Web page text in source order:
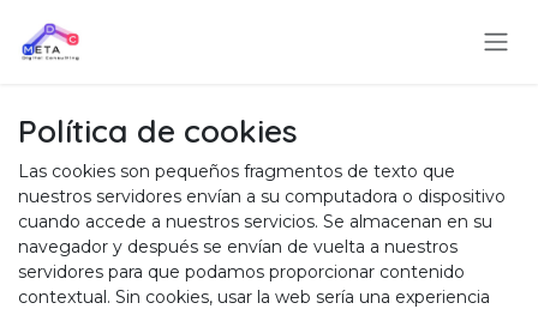
Política de cookies
Las cookies son pequeños fragmentos de texto que
nuestros servidores envían a su computadora o dispositivo
cuando accede a nuestros servicios. Se almacenan en su
navegador y después se envían de vuelta a nuestros
servidores para que podamos proporcionar contenido
contextual. Sin cookies, usar la web sería una experiencia